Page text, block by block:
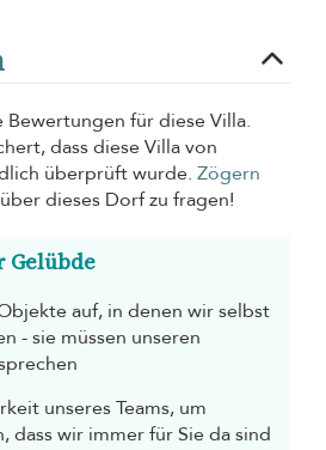
für diese Villa.
dass diese Villa von
überprüft wurde. Zögern
über dieses Dorf zu fragen!
Gelübde
auf, in denen wir selbst
- sie müssen unseren
unseres Teams, um
dass wir immer für Sie da sind